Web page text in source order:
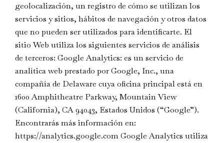
geolocalización, un registro de cómo se utilizan los
servicios y sitios, hábitos de navegación y otros datos
que no pueden ser utilizados para identificarte. El
sitio Web utiliza los siguientes servicios de análisis
de terceros: Google Analytics: es un servicio de
analítica web prestado por Google, Inc., una
compañía de Delaware cuya oficina principal está en
1600 Amphitheatre Parkway, Mountain View
(California), CA 94043, Estados Unidos (“Google”).
Encontrarás más información en:
https://analytics.google.com Google Analytics utiliza